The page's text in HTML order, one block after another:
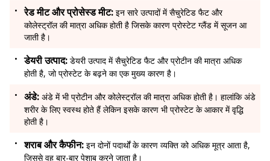
रेड मीट और प्रोसेस्ड मीट: इन सारे उत्पादों में सैचुरेटिड फैट और
कोलेस्ट्रॉल की मात्रा अधिक होती है जिसके कारण प्रोस्टेट ग्लैंड में सूजन आ
जाती है।
डेयरी उत्पाद: डेयरी उत्पाद में सैचुरेटिड फैट और प्रोटीन की मात्रा अधिक
होती है, जो प्रोस्टेट के बढ़ने का एक मुख्य कारण है।
अंडे: अंडे में भी प्रोटीन और कोलेस्ट्रॉल की मात्रा अधिक होती है। हालांकि अंडे
शरीर के लिए स्वस्थ होते हैं लेकिन इसके कारण भी प्रोस्टेट के आकार में वृद्धि
होती है।
शराब और कैफीन: इन दोनों पदार्थों के कारण व्यक्ति को अधिक मूत्र आता है,
जिससे वह बार-बार पेशाब करने जाता है।